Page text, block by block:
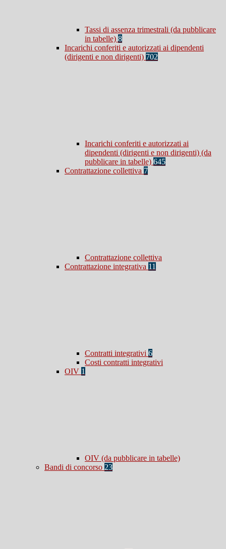
Tassi di assenza trimestrali (da pubblicare
in tabelle) 8
Incarichi conferiti e autorizzati ai dipendenti
(dirigenti e non dirigenti) 702
Incarichi conferiti e autorizzati ai
dipendenti (dirigenti e non dirigenti) (da
pubblicare in tabelle) 645
Contrattazione collettiva 7
Contrattazione collettiva
Contrattazione integrativa 11
Contratti integrativi 6
Costi contratti integrativi
OIV 1
OIV (da pubblicare in tabelle)
Bandi di concorso 23